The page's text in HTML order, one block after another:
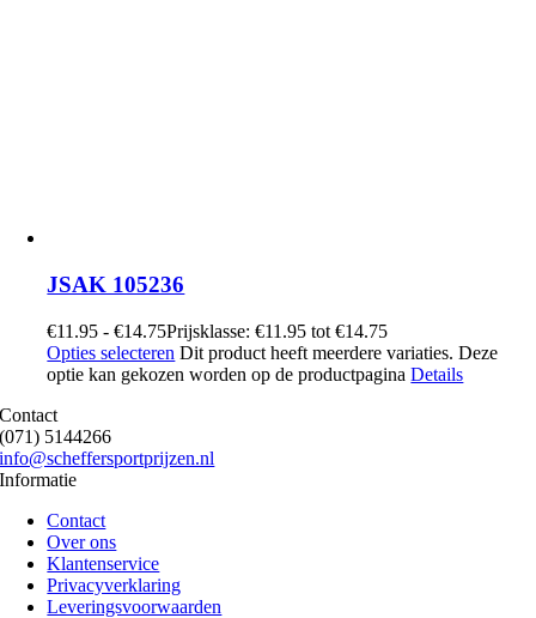
JSAK 105236
€11.95 - €14.75Prijsklasse: €11.95 tot €14.75
Opties selecteren Dit product heeft meerdere variaties. Deze
optie kan gekozen worden op de productpaginaDetails
Contact
(071) 5144266
info@scheffersportprijzen.nl
Informatie
Contact
Over ons
Klantenservice
Privacyverklaring
Leveringsvoorwaarden